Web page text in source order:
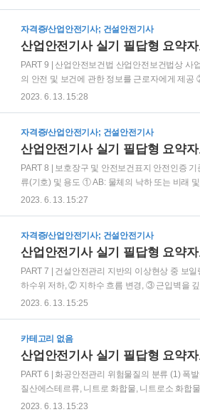
경사면, 층계 등에서 구르거나 넘어지는 경우를
함은 기대어져 있거나 세워져 있는 물체 등이 쓰
의 건설기계 등이 운행 또는 작업 중 뒤집어진
촉”이라 함은 재해자 자신의 움직임ᆞ동작으로
자격증/산업안전기사; 건설안전기사
PART 9 | 산업안전보건법 산업안전보건법상 사
의 안전 및 보건에 관한 정보를 근로자에게 제
정신적 스트레스 등을 줄일 수 있는 쾌적한 작업
건강관리를 위하여 실시해야 하는 건강진단 종
건강진단 ③ 수시건강진단 ④ 임시건강진단 ⑤
가 절차(순서대로) ① 평가대상의 선정 등 사전
되는 유해ᆞ위험요인의 파악 ③ 파악된 유해ᆞ위
2023. 6. 13. 15:28
자격증/산업안전기사; 건설안전기사
PART 8 | 보호장구 및 안전보건표지 안전인증
류(기호) 및 용도 ① AB: 물체의 낙하 또는 비래
또는 경감시키기 위한 것 ② AE: 물체의 낙하 또
감전에 의한 위험을 방지하기 위한 것 안전인증
목 항 목 시 험 성 능 기 준 내관통성 AE, ABE종
이하이고, AB종 안전모는 관통거리가 11.1㎜ 이
최고전달충격력이 4,450N을 초과해서는 안 되
2023. 6. 13. 15:27
자격증/산업안전기사; 건설안전기사
PART 7 | 건설안전관리 지반의 이상현상 중 보
하수위 저하, ② 지하수 흐름 변경, ③ 근입벽을
하시킨다. ② 차수성이 높은 흙막이벽을 설치한
시설을 통해 수두차를 작게 한다. ⑦ 약액주입에
설치하여 침투류의 발생을 방지한다. 지반의 이
원인 3가지를 쓰고, 방지대책을 4가지 쓰시오.
가 ② 흙막이벽체의 근입장 부족 ③ 연약지반 및
2023. 6. 13. 15:25
카테고리 없음
PART 6 | 화공안전관리 위험물질의 분류 (1) 폭
질산에스테르류, 니트로 화합물, 니트로소 화합
합물 - 하이드라진 유도체 - 유기과산화물 (2) 산
2023. 6. 13. 15:23